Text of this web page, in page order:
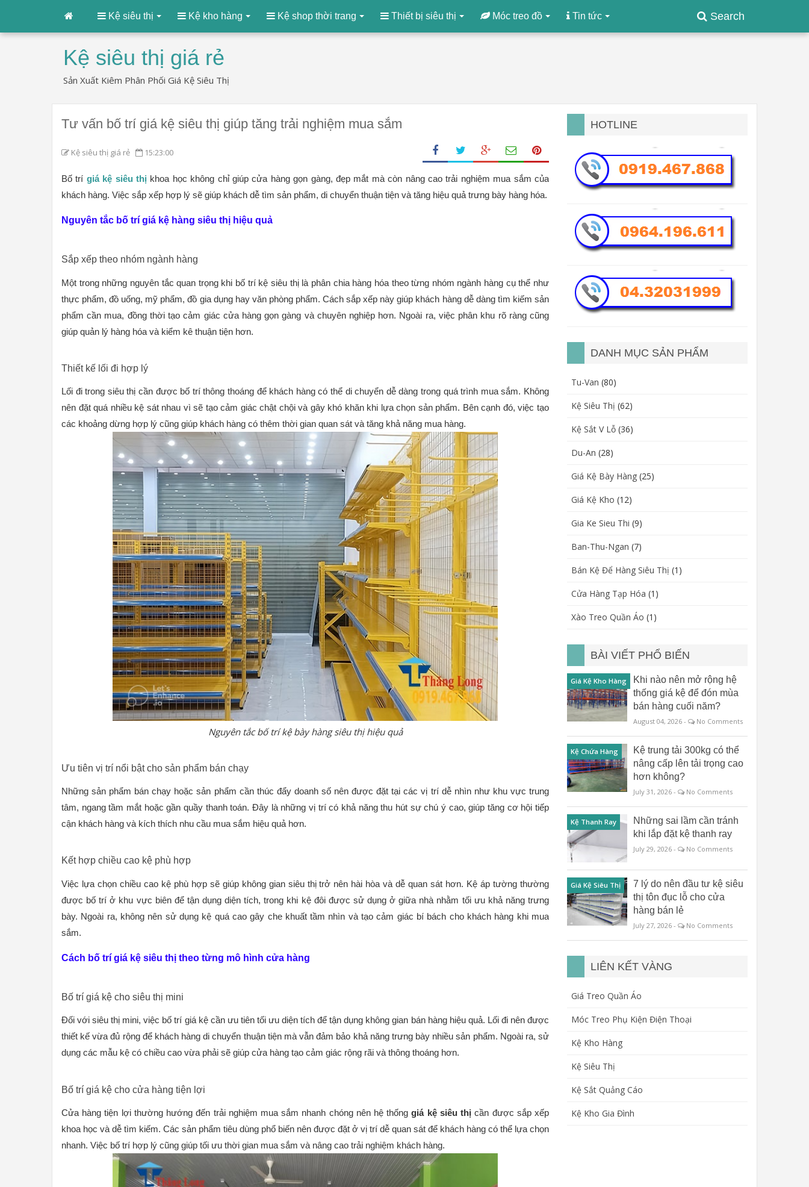
Search
Kệ siêu thị Kệ kho hàng Kệ shop thời trang Thiết bị siêu thị Móc treo đồ Tin tức
Kệ siêu thị giá rẻ
Sản Xuất Kiêm Phân Phối Giá Kệ Siêu Thị
Tư vấn bố trí giá kệ siêu thị giúp tăng trải nghiệm mua sắm
Kệ siêu thị giá rẻ 15:23:00
Bố trí giá kệ siêu thị khoa học không chỉ giúp cửa hàng gọn gàng, đẹp mắt mà còn nâng cao trải nghiệm mua sắm của
khách hàng. Việc sắp xếp hợp lý sẽ giúp khách dễ tìm sản phẩm, di chuyển thuận tiện và tăng hiệu quả trưng bày hàng hóa.
Nguyên tắc bố trí giá kệ hàng siêu thị hiệu quả
Sắp xếp theo nhóm ngành hàng
Một trong những nguyên tắc quan trọng khi bố trí kệ siêu thị là phân chia hàng hóa theo từng nhóm ngành hàng cụ thể như
thực phẩm, đồ uống, mỹ phẩm, đồ gia dụng hay văn phòng phẩm. Cách sắp xếp này giúp khách hàng dễ dàng tìm kiếm sản
phẩm cần mua, đồng thời tạo cảm giác cửa hàng gọn gàng và chuyên nghiệp hơn. Ngoài ra, việc phân khu rõ ràng cũng
giúp quản lý hàng hóa và kiểm kê thuận tiện hơn.
Thiết kế lối đi hợp lý
Lối đi trong siêu thị cần được bố trí thông thoáng để khách hàng có thể di chuyển dễ dàng trong quá trình mua sắm. Không
nên đặt quá nhiều kệ sát nhau vì sẽ tạo cảm giác chật chội và gây khó khăn khi lựa chọn sản phẩm. Bên cạnh đó, việc tạo
các khoảng dừng hợp lý cũng giúp khách hàng có thêm thời gian quan sát và tăng khả năng mua hàng.
Nguyên tắc bố trí kệ bày hàng siêu thị hiệu quả
Ưu tiên vị trí nổi bật cho sản phẩm bán chạy
Những sản phẩm bán chạy hoặc sản phẩm cần thúc đẩy doanh số nên được đặt tại các vị trí dễ nhìn như khu vực trung
tâm, ngang tầm mắt hoặc gần quầy thanh toán. Đây là những vị trí có khả năng thu hút sự chú ý cao, giúp tăng cơ hội tiếp
cận khách hàng và kích thích nhu cầu mua sắm hiệu quả hơn.
Kết hợp chiều cao kệ phù hợp
Việc lựa chọn chiều cao kệ phù hợp sẽ giúp không gian siêu thị trở nên hài hòa và dễ quan sát hơn. Kệ áp tường thường
được bố trí ở khu vực biên để tận dụng diện tích, trong khi kệ đôi được sử dụng ở giữa nhà nhằm tối ưu khả năng trưng
bày. Ngoài ra, không nên sử dụng kệ quá cao gây che khuất tầm nhìn và tạo cảm giác bí bách cho khách hàng khi mua
sắm.
Cách bố trí giá kệ siêu thị theo từng mô hình cửa hàng
Bố trí giá kệ cho siêu thị mini
Đối với siêu thị mini, việc bố trí giá kệ cần ưu tiên tối ưu diện tích để tận dụng không gian bán hàng hiệu quả. Lối đi nên được
thiết kế vừa đủ rộng để khách hàng di chuyển thuận tiện mà vẫn đảm bảo khả năng trưng bày nhiều sản phẩm. Ngoài ra, sử
dụng các mẫu kệ có chiều cao vừa phải sẽ giúp cửa hàng tạo cảm giác rộng rãi và thông thoáng hơn.
Bố trí giá kệ cho cửa hàng tiện lợi
Cửa hàng tiện lợi thường hướng đến trải nghiệm mua sắm nhanh chóng nên hệ thống giá kệ siêu thị cần được sắp xếp
khoa học và dễ tìm kiếm. Các sản phẩm tiêu dùng phổ biến nên được đặt ở vị trí dễ quan sát để khách hàng có thể lựa chọn
nhanh. Việc bố trí hợp lý cũng giúp tối ưu thời gian mua sắm và nâng cao trải nghiệm khách hàng.
HOTLINE
DANH MỤC SẢN PHẨM
Tu-Van (80)
Kệ Siêu Thị (62)
Kệ Sắt V Lỗ (36)
Du-An (28)
Giá Kệ Bày Hàng (25)
Giá Kệ Kho (12)
Gia Ke Sieu Thi (9)
Ban-Thu-Ngan (7)
Bán Kệ Để Hàng Siêu Thị (1)
Cửa Hàng Tạp Hóa (1)
Xào Treo Quần Áo (1)
BÀI VIẾT PHỔ BIẾN
Giá Kệ Kho Hàng
Khi nào nên mở rộng hệ
thống giá kệ để đón mùa
bán hàng cuối năm?
August 04, 2026 - No Comments
Kệ Chứa Hàng
Kệ trung tải 300kg có thể
nâng cấp lên tải trọng cao
hơn không?
July 31, 2026 - No Comments
Kệ Thanh Ray
Những sai lầm cần tránh
khi lắp đặt kệ thanh ray
July 29, 2026 - No Comments
Giá Kệ Siêu Thị
7 lý do nên đầu tư kệ siêu
thị tôn đục lỗ cho cửa
hàng bán lẻ
July 27, 2026 - No Comments
LIÊN KẾT VÀNG
Giá Treo Quần Áo
Móc Treo Phụ Kiện Điện Thoại
Kệ Kho Hàng
Kệ Siêu Thị
Kệ Sắt Quảng Cáo
Kệ Kho Gia Đình